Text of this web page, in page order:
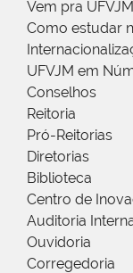
Vem pra UFVJM
Como estudar
UFVJM em
Conselhos
Reitoria
Pró-Reitorias
Diretorias
Biblioteca
Centro de
Auditoria
Ouvidoria
Corregedoria